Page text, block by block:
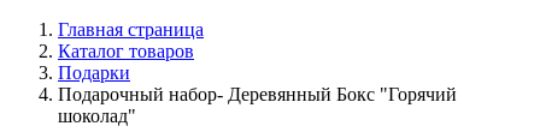
Главная страница
Каталог товаров
Подарки
Подарочный набор- Деревянный Бокс "Горячий
шоколад"